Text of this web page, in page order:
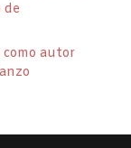
de
como autor